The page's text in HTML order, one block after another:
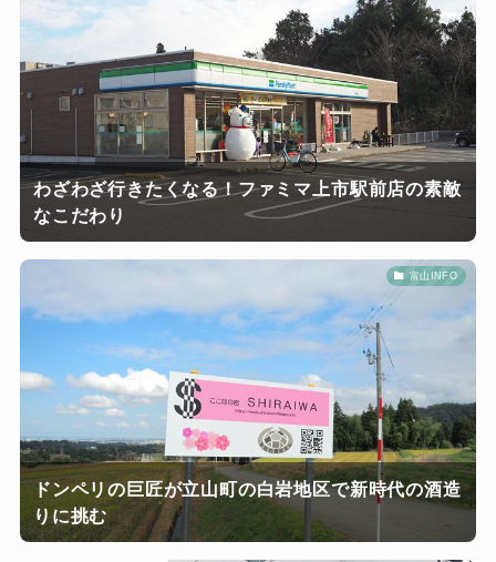
わざわざ行きたくなる！ファミマ上市駅前店の素敵
なこだわり
富山INFO
ドンペリの巨匠が立山町の白岩地区で新時代の酒造
りに挑む